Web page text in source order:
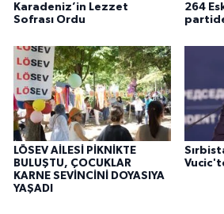
Karadeniz’in Lezzet
Sofrası Ordu
264
LÖSEV AİLESİ PİKNİKTE
BULUŞTU, ÇOCUKLAR
KARNE SEVİNCİNİ DOYASIYA
YAŞADI